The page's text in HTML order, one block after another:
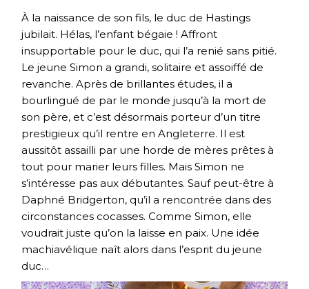
À la naissance de son fils, le duc de Hastings
jubilait. Hélas, l’enfant bégaie ! Affront
insupportable pour le duc, qui l’a renié sans pitié.
Le jeune Simon a grandi, solitaire et assoiffé de
revanche. Après de brillantes études, il a
bourlingué de par le monde jusqu’à la mort de
son père, et c’est désormais porteur d’un titre
prestigieux qu’il rentre en Angleterre. Il est
aussitôt assailli par une horde de mères prêtes à
tout pour marier leurs filles. Mais Simon ne
s’intéresse pas aux débutantes. Sauf peut-être à
Daphné Bridgerton, qu’il a rencontrée dans des
circonstances cocasses. Comme Simon, elle
voudrait juste qu’on la laisse en paix. Une idée
machiavélique naît alors dans l’esprit du jeune
duc…